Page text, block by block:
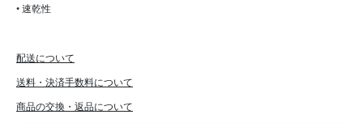
• 速乾性
配送について
送料・決済手数料について
商品の交換・返品について